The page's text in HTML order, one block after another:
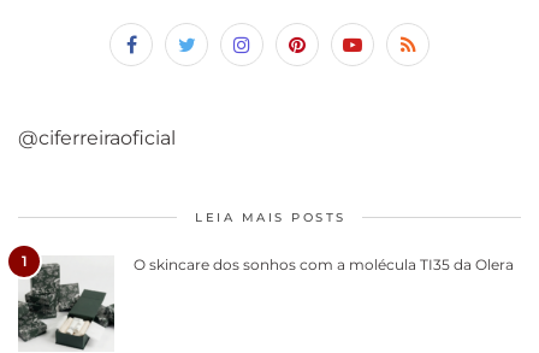
@ciferreiraoficial
LEIA MAIS POSTS
1 O skincare dos sonhos com a molécula TI35 da Olera